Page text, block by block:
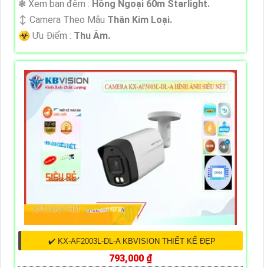
❃ Xem ban đêm : Hồng Ngoại 60m Starlight.
↕️ Camera Theo Mẫu Thân Kim Loại.
️☣️ Ưu Điểm : Thu Âm.
✔️ KX-AF2003L-DL-A KBVISION THIẾT KẾ ĐẸP
793,000 ₫